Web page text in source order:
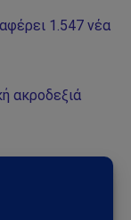
1.547 νέα
ακροδεξιά
News